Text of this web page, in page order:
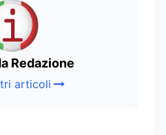
Redazione
articoli